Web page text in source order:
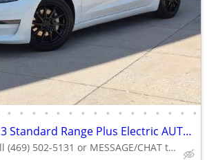
• • • • • • • • • • • • • • • •
2021 Tesla Model 3 Standard Range Plus Electric AUTONATION
Call (469) 502-5131 or MESSAGE/CHAT to confirm availability